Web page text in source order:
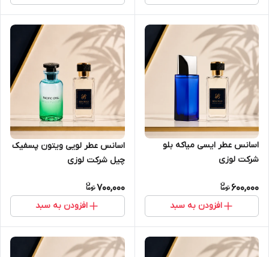
اسانس عطر ایسی میاکه بلو
شرکت لوزی
600,000
افزودن به سبد
اسانس عطر لویی ویتون پسفیک
چیل شرکت لوزی
700,000
افزودن به سبد